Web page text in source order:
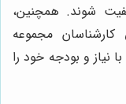
شوند. همچنین،
مجموعه
نیاز و بودجه خود را